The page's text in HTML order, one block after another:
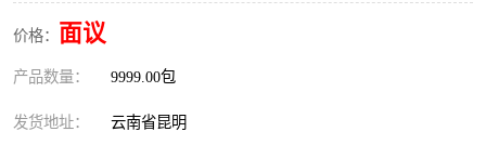
价格： 面议
产品数量： 9999.00包
发货地址： 云南省昆明